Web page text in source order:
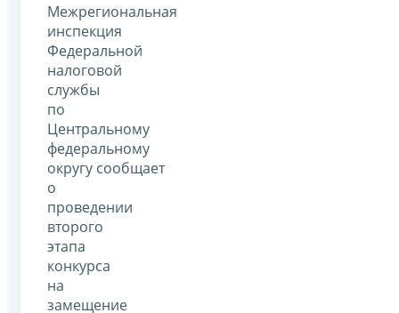
Межрегиональная
инспекция
Федеральной
налоговой
службы
по
Центральному
федеральному
округу сообщает
о
проведении
второго
этапа
конкурса
на
замещение